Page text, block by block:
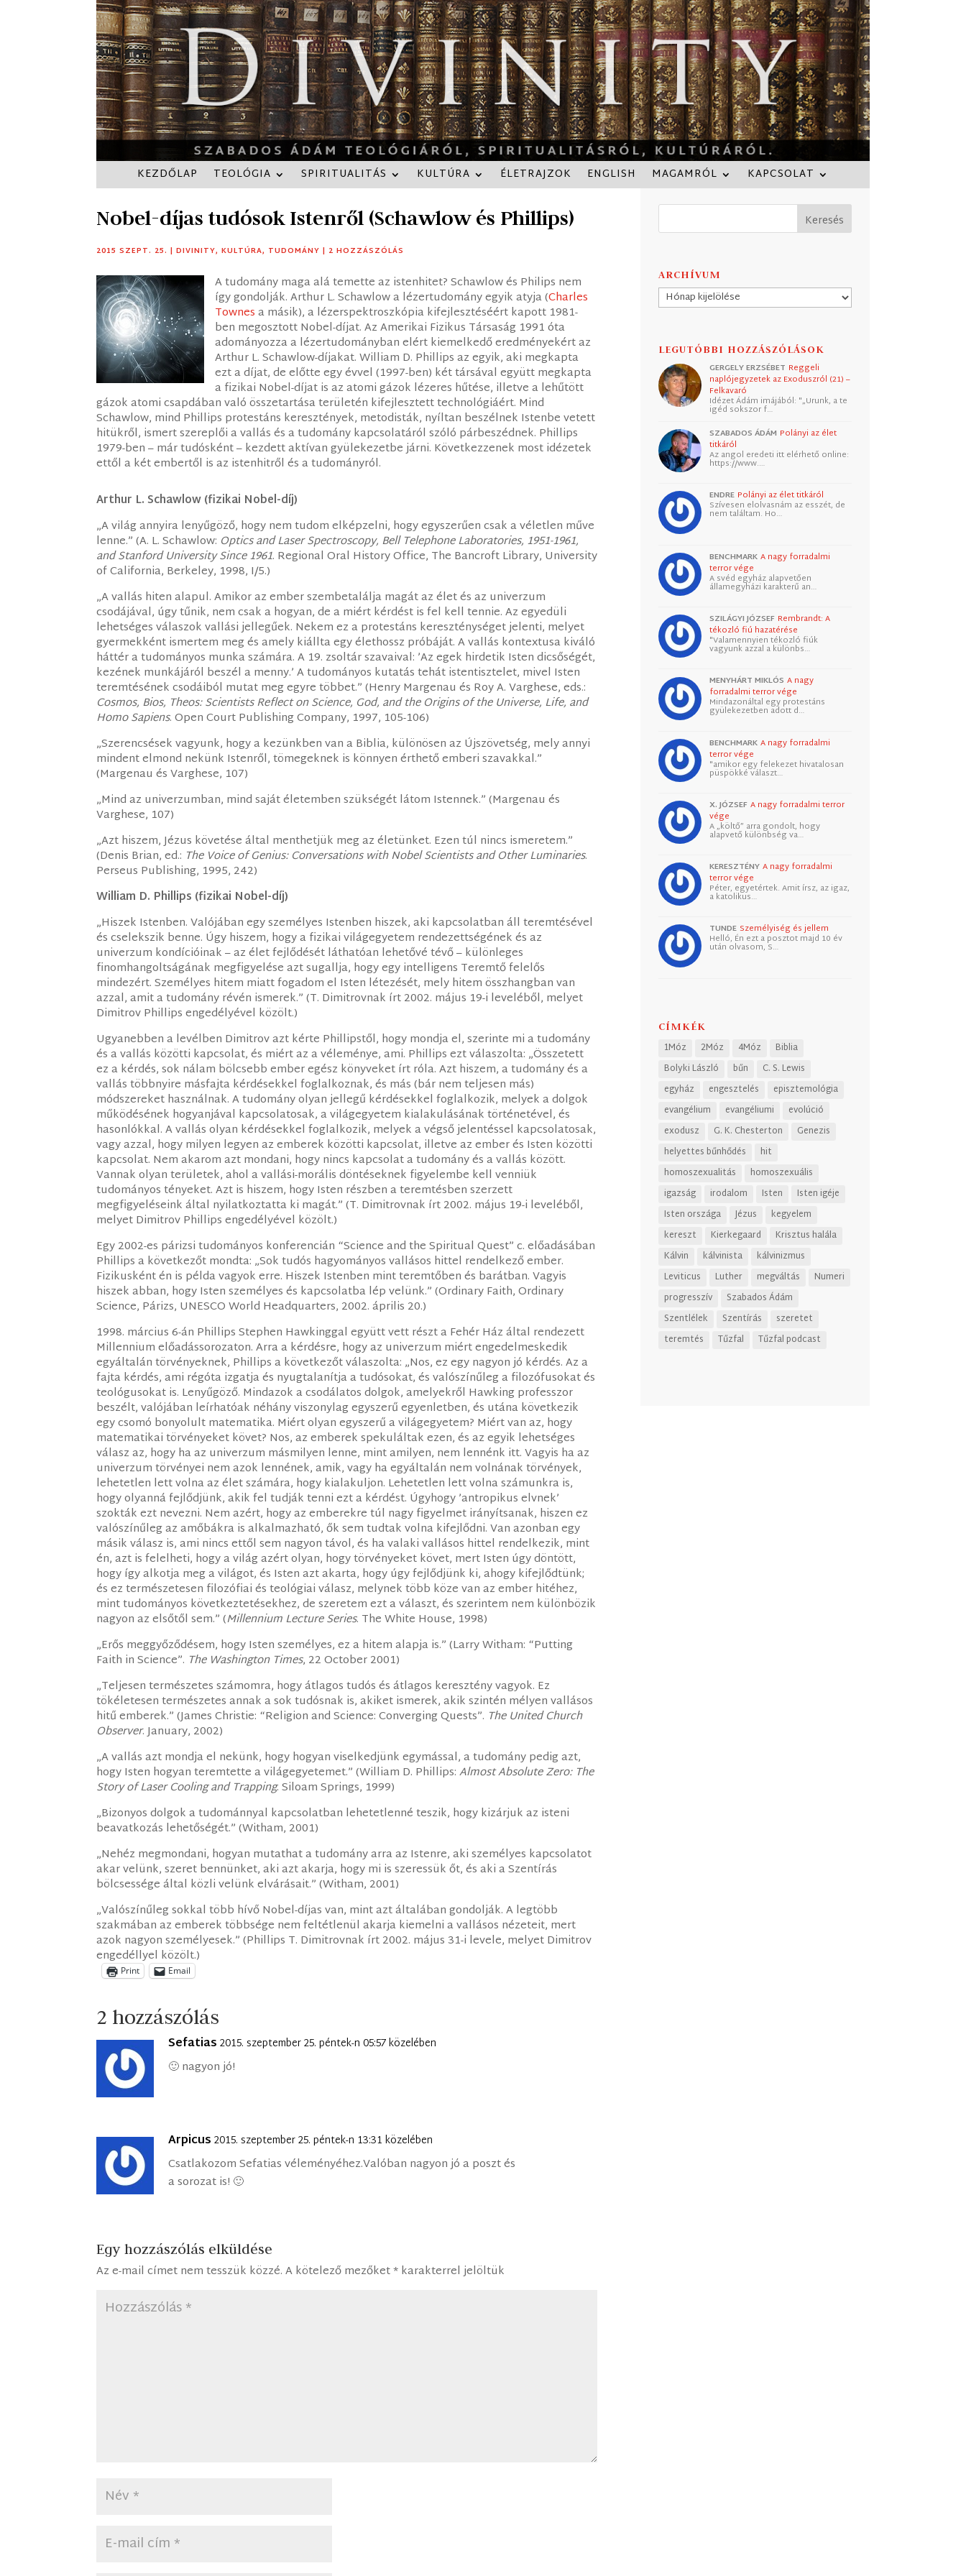
KEZDŐLAP TEOLÓGIA SPIRITUALITÁS KULTÚRA ÉLETRAJZOK ENGLISH MAGAMRÓL KAPCSOLAT
Nobel-díjas tudósok Istenről (Schawlow és Phillips)
2015 SZEPT. 25. |DIVINITY,KULTÚRA, TUDOMÁNY | 2 HOZZÁSZÓLÁS
A tudomány maga alá temette az istenhitet? Schawlow és Philips nem
így gondolják. Arthur L. Schawlow a lézertudomány egyik atyja (Charles
Townesa másik), a lézerspektroszkópia kifejlesztéséért kapott 1981-
ben megosztott Nobel-díjat. Az Amerikai Fizikus Társaság 1991 óta
adományozza a lézertudományban elért kiemelkedő eredményekért az
Arthur L. Schawlow-díjakat. William D. Phillips az egyik, aki megkapta
ezt a díjat, de előtte egy évvel (1997-ben) két társával együtt megkapta
a fizikai Nobel-díjat is az atomi gázok lézeres hűtése, illetve a lehűtött
gázok atomi csapdában való összetartása területén kifejlesztett technológiáért. Mind
Schawlow, mind Phillips protestáns keresztények, metodisták, nyíltan beszélnek Istenbe vetett
hitükről, ismert szereplői a vallás és a tudomány kapcsolatáról szóló párbeszédnek. Phillips
1979-ben – már tudósként – kezdett aktívan gyülekezetbe járni. Következzenek most idézetek
ettől a két embertől is az istenhitről és a tudományról.
Arthur L. Schawlow (fizikai Nobel-díj)
„A világ annyira lenyűgöző, hogy nem tudom elképzelni, hogy egyszerűen csak a véletlen műve
lenne.” (A. L. Schawlow: Optics and Laser Spectroscopy, Bell Telephone Laboratories, 1951-1961,
and Stanford University Since 1961. Regional Oral History Office, The Bancroft Library, University
of California, Berkeley, 1998, I/5.)
„A vallás hiten alapul. Amikor az ember szembetalálja magát az élet és az univerzum
csodájával, úgy tűnik, nem csak a hogyan, de a miért kérdést is fel kell tennie. Az egyedüli
lehetséges válaszok vallási jellegűek. Nekem ez a protestáns kereszténységet jelenti, melyet
gyermekként ismertem meg és amely kiállta egy élethossz próbáját. A vallás kontextusa kiváló
háttér a tudományos munka számára. A 19. zsoltár szavaival: ’Az egek hirdetik Isten dicsőségét,
kezének munkájáról beszél a menny.’ A tudományos kutatás tehát istentisztelet, mivel Isten
teremtésének csodáiból mutat meg egyre többet.” (Henry Margenau és Roy A. Varghese, eds.:
Cosmos, Bios, Theos: Scientists Reflect on Science, God, and the Origins of the Universe, Life, and
Homo Sapiens. Open Court Publishing Company, 1997, 105-106)
„Szerencsések vagyunk, hogy a kezünkben van a Biblia, különösen az Újszövetség, mely annyi
mindent elmond nekünk Istenről, tömegeknek is könnyen érthető emberi szavakkal.”
(Margenau és Varghese, 107)
„Mind az univerzumban, mind saját életemben szükségét látom Istennek.” (Margenau és
Varghese, 107)
„Azt hiszem, Jézus követése által menthetjük meg az életünket. Ezen túl nincs ismeretem.”
(Denis Brian, ed.: The Voice of Genius: Conversations with Nobel Scientists and Other Luminaries.
Perseus Publishing, 1995, 242)
William D. Phillips (fizikai Nobel-díj)
„Hiszek Istenben. Valójában egy személyes Istenben hiszek, aki kapcsolatban áll teremtésével
és cselekszik benne. Úgy hiszem, hogy a fizikai világegyetem rendezettségének és az
univerzum kondícióinak – az élet fejlődését láthatóan lehetővé tévő – különleges
finomhangoltságának megfigyelése azt sugallja, hogy egy intelligens Teremtő felelős
mindezért. Személyes hitem miatt fogadom el Isten létezését, mely hitem összhangban van
azzal, amit a tudomány révén ismerek.” (T. Dimitrovnak írt 2002. május 19-i leveléből, melyet
Dimitrov Phillips engedélyével közölt.)
Ugyanebben a levélben Dimitrov azt kérte Phillipstől, hogy mondja el, szerinte mi a tudomány
és a vallás közötti kapcsolat, és miért az a véleménye, ami. Phillips ezt válaszolta: „Összetett
ez a kérdés, sok nálam bölcsebb ember egész könyveket írt róla. Azt hiszem, a tudomány és a
vallás többnyire másfajta kérdésekkel foglalkoznak, és más (bár nem teljesen más)
módszereket használnak. A tudomány olyan jellegű kérdésekkel foglalkozik, melyek a dolgok
működésének hogyanjával kapcsolatosak, a világegyetem kialakulásának történetével, és
hasonlókkal. A vallás olyan kérdésekkel foglalkozik, melyek a végső jelentéssel kapcsolatosak,
vagy azzal, hogy milyen legyen az emberek közötti kapcsolat, illetve az ember és Isten közötti
kapcsolat. Nem akarom azt mondani, hogy nincs kapcsolat a tudomány és a vallás között.
Vannak olyan területek, ahol a vallási-morális döntéseknek figyelembe kell venniük
tudományos tényeket. Azt is hiszem, hogy Isten részben a teremtésben szerzett
megfigyeléseink által nyilatkoztatta ki magát.” (T. Dimitrovnak írt 2002. május 19-i leveléből,
melyet Dimitrov Phillips engedélyével közölt.)
Egy 2002-es párizsi tudományos konferencián “Science and the Spiritual Quest” c. előadásában
Phillips a következőt mondta: „Sok tudós hagyományos vallásos hittel rendelkező ember.
Fizikusként én is példa vagyok erre. Hiszek Istenben mint teremtőben és barátban. Vagyis
hiszek abban, hogy Isten személyes és kapcsolatba lép velünk.” (Ordinary Faith, Ordinary
Science, Párizs, UNESCO World Headquarters, 2002. április 20.)
1998. március 6-án Phillips Stephen Hawkinggal együtt vett részt a Fehér Ház által rendezett
Millennium előadássorozaton. Arra a kérdésre, hogy az univerzum miért engedelmeskedik
egyáltalán törvényeknek, Phillips a következőt válaszolta: „Nos, ez egy nagyon jó kérdés. Az a
fajta kérdés, ami régóta izgatja és nyugtalanítja a tudósokat, és valószínűleg a filozófusokat és
teológusokat is. Lenyűgöző. Mindazok a csodálatos dolgok, amelyekről Hawking professzor
beszélt, valójában leírhatóak néhány viszonylag egyszerű egyenletben, és utána következik
egy csomó bonyolult matematika. Miért olyan egyszerű a világegyetem? Miért van az, hogy
matematikai törvényeket követ? Nos, az emberek spekuláltak ezen, és az egyik lehetséges
válasz az, hogy ha az univerzum másmilyen lenne, mint amilyen, nem lennénk itt. Vagyis ha az
univerzum törvényei nem azok lennének, amik, vagy ha egyáltalán nem volnának törvények,
lehetetlen lett volna az élet számára, hogy kialakuljon. Lehetetlen lett volna számunkra is,
hogy olyanná fejlődjünk, akik fel tudják tenni ezt a kérdést. Úgyhogy ’antropikus elvnek’
szokták ezt nevezni. Nem azért, hogy az emberekre túl nagy figyelmet irányítsanak, hiszen ez
valószínűleg az amőbákra is alkalmazható, ők sem tudtak volna kifejlődni. Van azonban egy
másik válasz is, ami nincs ettől sem nagyon távol, és ha valaki vallásos hittel rendelkezik, mint
én, azt is felelheti, hogy a világ azért olyan, hogy törvényeket követ, mert Isten úgy döntött,
hogy így alkotja meg a világot, és Isten azt akarta, hogy úgy fejlődjünk ki, ahogy kifejlődtünk;
és ez természetesen filozófiai és teológiai válasz, melynek több köze van az ember hitéhez,
mint tudományos következtetésekhez, de szeretem ezt a választ, és szerintem nem különbözik
nagyon az elsőtől sem.” (Millennium Lecture Series. The White House, 1998)
„Erős meggyőződésem, hogy Isten személyes, ez a hitem alapja is.” (Larry Witham: “Putting
Faith in Science”. The Washington Times, 22 October 2001)
„Teljesen természetes számomra, hogy átlagos tudós és átlagos keresztény vagyok. Ez
tökéletesen természetes annak a sok tudósnak is, akiket ismerek, akik szintén mélyen vallásos
hitű emberek.” (James Christie: “Religion and Science: Converging Quests”. The United Church
Observer. January, 2002)
„A vallás azt mondja el nekünk, hogy hogyan viselkedjünk egymással, a tudomány pedig azt,
hogy Isten hogyan teremtette a világegyetemet.” (William D. Phillips:Almost Absolute Zero: The
Story of Laser Cooling and Trapping. Siloam Springs, 1999)
„Bizonyos dolgok a tudománnyal kapcsolatban lehetetlenné teszik, hogy kizárjuk az isteni
beavatkozás lehetőségét.” (Witham, 2001)
„Nehéz megmondani, hogyan mutathat a tudomány arra az Istenre, aki személyes kapcsolatot
akar velünk, szeret bennünket, aki azt akarja, hogy mi is szeressük őt, és aki a Szentírás
bölcsessége által közli velünk elvárásait.” (Witham, 2001)
„Valószínűleg sokkal több hívő Nobel-díjas van, mint azt általában gondolják. A legtöbb
szakmában az emberek többsége nem feltétlenül akarja kiemelni a vallásos nézeteit, mert
azok nagyon személyesek.” (Phillips T. Dimitrovnak írt 2002. május 31-i levele, melyet Dimitrov
engedéllyel közölt.)
Print Email
2 hozzászólás
Sefatias 2015. szeptember 25. péntek-n 05:57 közelében
🙂 nagyon jó!
Arpicus 2015. szeptember 25. péntek-n 13:31 közelében
Csatlakozom Sefatias véleményéhez.Valóban nagyon jó a poszt és
a sorozat is! 🙂
Egy hozzászólás elküldése
Az e-mail címet nem tesszük közzé. A kötelező mezőket*karakterrel jelöltük
ARCHÍVUM
Archívum
LEGUTÓBBI HOZZÁSZÓLÁSOK
GERGELY ERZSÉBET Reggeli
naplójegyzetek az Exoduszról (21) –
Felkavaró
Idézet Ádám imájából: "„Urunk, a te
igéd sokszor f…
SZABADOS ÁDÁM Polányi az élet
titkáról
Az angol eredeti itt elérhető online:
https://www.…
ENDRE Polányi az élet titkáról
Szívesen elolvasnám az esszét, de
nem találtam. Ho…
BENCHMARK A nagy forradalmi
terror vége
A svéd egyház alapvetően
államegyházi karakterű an…
SZILÁGYI JÓZSEF Rembrandt: A
tékozló fiú hazatérése
"Valamennyien tékozló fiúk
vagyunk azzal a különbs…
MENYHÁRT MIKLÓS A nagy
forradalmi terror vége
Mindazonáltal egy protestáns
gyülekezetben adott d…
BENCHMARK A nagy forradalmi
terror vége
"amikor egy felekezet hivatalosan
püspökké választ…
X. JÓZSEF A nagy forradalmi terror
vége
A „költő” arra gondolt, hogy
alapvető különbség va…
KERESZTÉNY A nagy forradalmi
terror vége
Péter, egyetértek. Amit írsz, az igaz,
a katolikus…
TUNDE Személyiség és jellem
Helló, Én ezt a posztot majd 10 év
után olvasom, S…
CÍMKÉK
1Móz 2Móz 4Móz
Biblia
Bolyki László
bűn
C. S. Lewis
egyház
engesztelés
episztemológia
evangélium
evangéliumi
evolúció
exodusz
G. K. Chesterton
Genezis
helyettes bűnhődés
hit
homoszexualitás
homoszexuális
igazság
irodalom Isten
Isten igéje
Isten országa
Jézus
kegyelem
kereszt
Kierkegaard
Krisztus halála
Kálvin
kálvinista
kálvinizmus
Leviticus
Luther megváltás
Numeri
progresszív
Szabados Ádám
Szentlélek
Szentírás
szeretet
teremtés
Tűzfal Tűzfal podcast